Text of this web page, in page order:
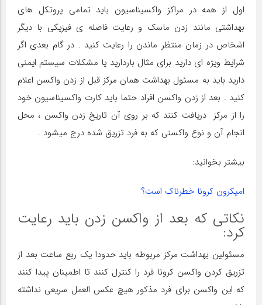
اول از همه در مراکز واکسیناسیون باید تمامی پروتکل های
بهداشتی مانند زدن ماسک و رعایت فاصله ی فیزیکی با دیگر
اشخاص در زمان منتظر ماندن را رعایت کنید . در گام بعدی اگر
شرایط ویژه ای دارید برای مثال باردارید یا مشکلات سیستم ایمنی
دارید باید به مسئول بهداشت همان مرکز قبل از زدن واکسن اعلام
کنید . بعد از زدن واکسن افراد حتما باید کارت واکسیناسیون خود
را از مرکز دریافت کنند که بر روی آن تاریخ زدن واکسن ، محل
انجام آن و نوع واکسنی که به فرد تزریق شده درج میشود .
بیشتر بخوانید:
امیکرون کرونا خطرناک است؟
نکاتی که بعد از واکسن زدن باید رعایت
کرد:
مسئولین بهداشت مرکز مربوطه باید حدودا یک ربع ساعت بعد از
تزریق کردن واکسن کرونا فرد را کنترل کنند تا اطمینان پیدا کنند
که این واکسن برای فرد مذکور هیچ عکس العمل سریعی نداشته